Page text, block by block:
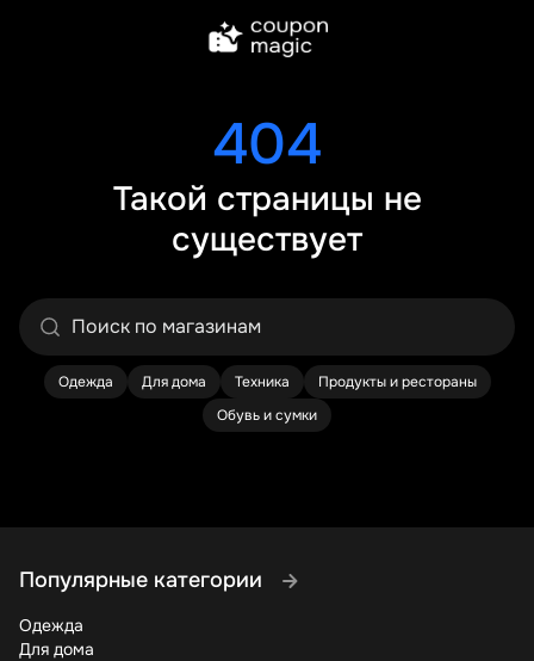
404
Такой страницы не
существует
Одежда Для дома Техника
Продукты и рестораны
Обувь и сумки
Популярные категории
Одежда
Для дома